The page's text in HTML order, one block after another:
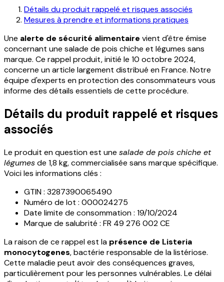
Détails du produit rappelé et risques associés
Mesures à prendre et informations pratiques
Une alerte de sécurité alimentaire vient d'être émise
concernant une salade de pois chiche et légumes sans
marque. Ce rappel produit, initié le 10 octobre 2024,
concerne un article largement distribué en France. Notre
équipe d'experts en protection des consommateurs vous
informe des détails essentiels de cette procédure.
Détails du produit rappelé et risques
associés
Le produit en question est une salade de pois chiche et
légumesde 1,8 kg, commercialisée sans marque spécifique.
Voici les informations clés :
GTIN : 3287390065490
Numéro de lot : 000024275
Date limite de consommation : 19/10/2024
Marque de salubrité : FR 49 276 002 CE
La raison de ce rappel est la présence de Listeria
monocytogenes, bactérie responsable de la listériose.
Cette maladie peut avoir des conséquences graves,
particulièrement pour les personnes vulnérables. Le délai